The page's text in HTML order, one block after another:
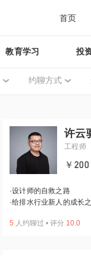
首页
教育学习 投
约聊方式
许云
工程师
￥200
·设计师的自救之路
·给排水行业新人的成长
5 人约聊过 • 评分 10.0